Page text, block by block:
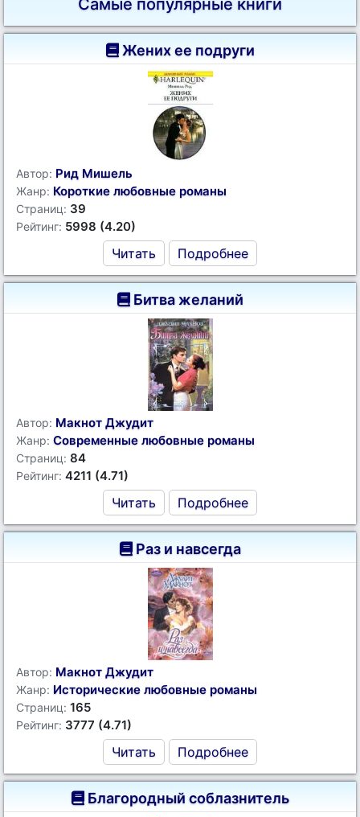
Самые популярные книги
Жених ее подруги
Автор: Рид Мишель
Жанр: Короткие любовные романы
Страниц: 39
Рейтинг: 5998 (4.20)
Читать Подробнее
Битва желаний
Автор: Макнот Джудит
Жанр: Современные любовные романы
Страниц: 84
Рейтинг: 4211 (4.71)
Читать Подробнее
Раз и навсегда
Автор: Макнот Джудит
Жанр: Исторические любовные романы
Страниц: 165
Рейтинг: 3777 (4.71)
Читать Подробнее
Благородный соблазнитель